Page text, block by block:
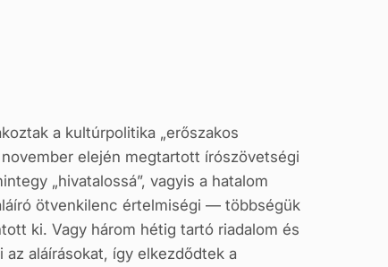
a kultúrpolitika „erőszakos
elején megtartott írószövetségi
„hivatalossá”, vagyis a hatalom
ötvenkilenc értelmiségi — többségük
ki. Vagy három hétig tartó riadalom és
aláírásokat, így elkezdődtek a